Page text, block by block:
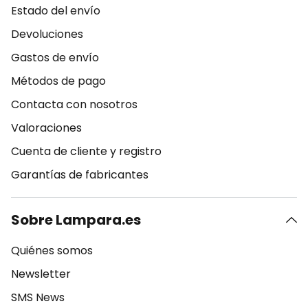
Estado del envío
Devoluciones
Gastos de envío
Métodos de pago
Contacta con nosotros
Valoraciones
Cuenta de cliente y registro
Garantías de fabricantes
Sobre Lampara.es
Quiénes somos
Newsletter
SMS News